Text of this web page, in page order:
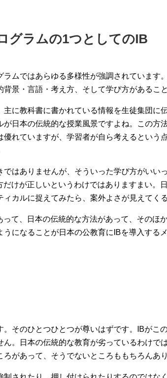
グラムの1つとしてのIB
ラムではあらゆる多様性が強調されています
景・言語・考え方、そして学び方があるこ
主に教科書に書かれている情報を生徒集団に
が日本の伝統的な授業風景ですよね。この方
優れていますが、学習者が自ら考えるという
ではありませんが、そういった学び方がいい
だけが正しいというわけではありますまい。
カルに捉えてみたら、案外よさが見えてく
って、日本の伝統的な方法があって、そのほ
うになることが日本の公教育にIBを導入する
。そのひとつひとつが尊いはずです。IBがこ
ん。日本の伝統的な教育が劣っているわけで
があって、そうでないところももちろんあり